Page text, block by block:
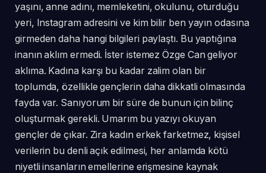
yaşını, anne adını, memleketini, okulunu, oturduğu
yeri, Instagram adresini ve kim bilir ben yayın odasına
girmeden daha hangi bilgileri paylaştı. Bu yaptığına
inanın aklım ermedi. İster istemez Özge Can geliyor
aklıma. Kadına karşı bu kadar zalim olan bir
toplumda, özellikle gençlerin daha dikkatli olmasında
fayda var. Sanıyorum bir süre de bunun için bilinç
oluşturmak gerekli. Umarım bu yazıyı okuyan
gençler de çıkar. Zira kadın erkek farketmez, kişisel
verilerin bu denli açık edilmesi, her anlamda kötü
niyetli insanların emellerine erişmesine kaynak